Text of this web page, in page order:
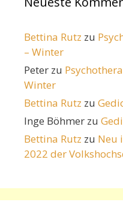
Bettina Rutz zu
– Winter
Peter zu
Winter
Bettina Rutz zu
Inge Böhmer zu
Bettina Rutz zu Neu
2022 der